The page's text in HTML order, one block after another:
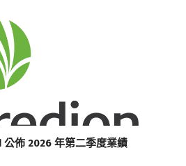
佈 2026 年第二季度業績